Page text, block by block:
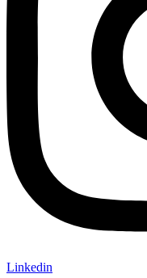
Linkedin